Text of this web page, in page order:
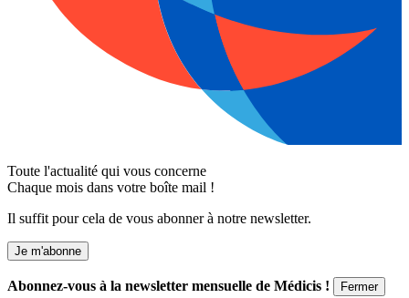
Toute l'actualité qui vous concerne
Chaque mois dans votre boîte mail !
Il suffit pour cela de vous abonner à notre newsletter.
Je m'abonne
Abonnez-vous à la newsletter mensuelle de Médicis ! Fermer